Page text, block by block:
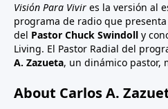
Visión Para Vivir es la versión al
programa de radio que
del Pastor Chuck Swindoll y
Living. El Pastor Radial del
A. Zazueta, un dinámico pastor,
About Carlos A.